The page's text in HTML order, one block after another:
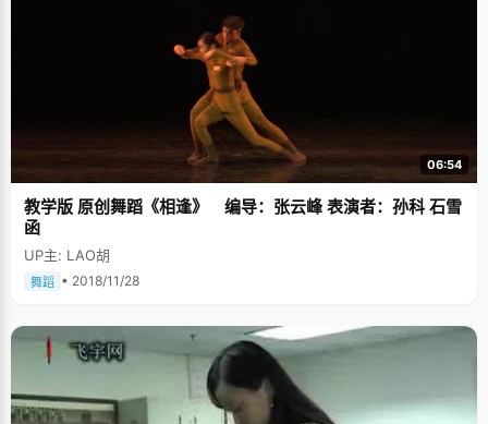
06:54
教学版 原创舞蹈《相逢》 编导：张云峰 表演者：孙科 石雪
函
UP主: LAO胡
舞蹈 • 2018/11/28